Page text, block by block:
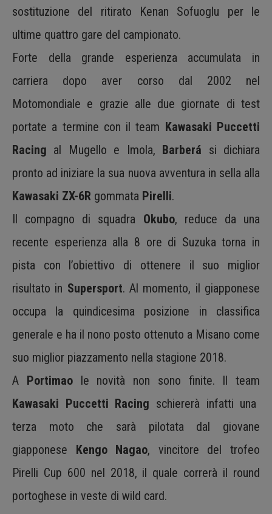
sostituzione del ritirato Kenan Sofuoglu per le
ultime quattro gare del campionato.
Forte della grande esperienza accumulata in
carriera dopo aver corso dal 2002 nel
Motomondiale e grazie alle due giornate di test
portate a termine con il team Kawasaki Puccetti
Racing al Mugello e Imola, Barberá si dichiara
pronto ad iniziare la sua nuova avventura in sella alla
Kawasaki ZX-6R gommata Pirelli.
Il compagno di squadra Okubo, reduce da una
recente esperienza alla 8 ore di Suzuka torna in
pista con l’obiettivo di ottenere il suo miglior
risultato in Supersport. Al momento, il giapponese
occupa la quindicesima posizione in classifica
generale e ha il nono posto ottenuto a Misano come
suo miglior piazzamento nella stagione 2018.
A Portimaole novità non sono finite. Il team
Kawasaki Puccetti Racing schiererà infatti una
terza moto che sarà pilotata dal giovane
giapponese Kengo Nagao, vincitore del trofeo
Pirelli Cup 600 nel 2018, il quale correrà il round
portoghese in veste di wild card.